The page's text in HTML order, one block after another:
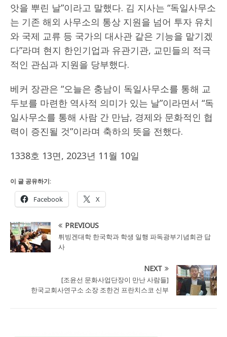
앗을 뿌린 날”이라고 말했다. 김 지사는 “독일사무소
는 기존 해외 사무소의 통상 지원을 넘어 투자 유치
와 국제 교류 등 국가의 대사관 같은 기능을 맡기겠
다”라며 현지 한인기업과 유관기관, 교민들의 적극
적인 관심과 지원을 당부했다.
베커 장관은 “오늘은 충남이 독일사무소를 통해 교
두보를 마련한 역사적 의미가 있는 날”이라면서 “독
일사무소를 통해 사람 간 만남, 경제와 문화적인 협
력이 증진될 것”이라며 축하의 뜻을 전했다.
1338호 13면, 2023년 11월 10일
이 글 공유하기:
Facebook X
PREVIOUS
튀빙겐대학 한국학과 학생 일행 파독광부기념회관 답
사
NEXT
[조윤선 문화사업단장이 만난 사람들]
한국교회사연구소 소장 조한건 프란치스코 신부